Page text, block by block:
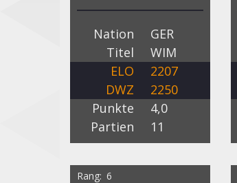
Nation
GER
Titel
WIM
ELO
2207
DWZ
2250
Punkte
4,0
Partien
11
Rang 6